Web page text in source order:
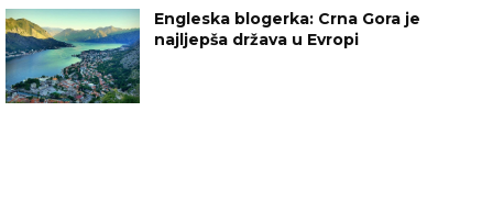
Engleska blogerka: Crna Gora je
najljepša država u Evropi